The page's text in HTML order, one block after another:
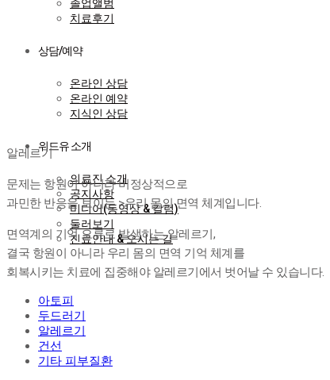
졸업앨범
치료후기
상담/예약
온라인 상담
온라인 예약
지식인 상담
위드유 소개
의료진 소개
공지사항
미디어(동영상 & 칼럼)
둘러보기
진료안내 & 오시는 길
알레르기
알레르기
문제는 항원이 아니라 비정상적으로
과민한 반응을 보이는 >우리 몸의 면역 체계입니다.
면역계의 기억 오류로 발생하는 알레르기,
결국 항원이 아니라 우리 몸의 면역 기억 체계를
회복시키는 치료에 집중해야 알레르기에서 벗어날 수 있습니다.
아토피
두드러기
알레르기
건선
기타 피부질환